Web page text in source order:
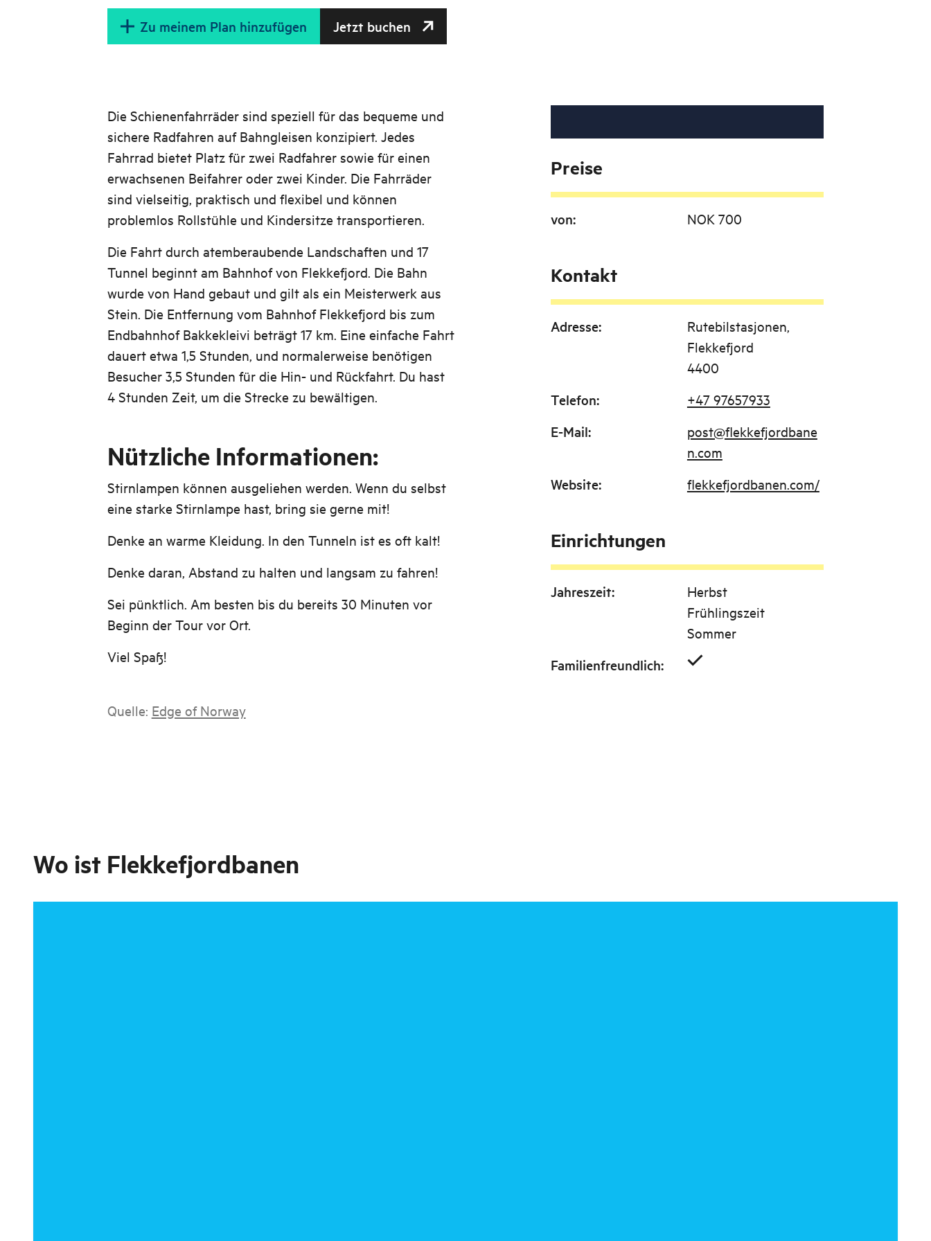
Zu meinem Plan hinzufügen Jetzt buchen
Die Schienenfahrräder sind speziell für das bequeme und
sichere Radfahren auf Bahngleisen konzipiert. Jedes
Fahrrad bietet Platz für zwei Radfahrer sowie für einen
erwachsenen Beifahrer oder zwei Kinder. Die Fahrräder
sind vielseitig, praktisch und flexibel und können
problemlos Rollstühle und Kindersitze transportieren.
Die Fahrt durch atemberaubende Landschaften und 17
Tunnel beginnt am Bahnhof von Flekkefjord. Die Bahn
wurde von Hand gebaut und gilt als ein Meisterwerk aus
Stein. Die Entfernung vom Bahnhof Flekkefjord bis zum
Endbahnhof Bakkekleivi beträgt 17 km. Eine einfache Fahrt
dauert etwa 1,5 Stunden, und normalerweise benötigen
Besucher 3,5 Stunden für die Hin- und Rückfahrt. Du hast
4 Stunden Zeit, um die Strecke zu bewältigen.
Nützliche Informationen:
Stirnlampen können ausgeliehen werden. Wenn du selbst
eine starke Stirnlampe hast, bring sie gerne mit!
Denke an warme Kleidung. In den Tunneln ist es oft kalt!
Denke daran, Abstand zu halten und langsam zu fahren!
Sei pünktlich. Am besten bis du bereits 30 Minuten vor
Beginn der Tour vor Ort.
Viel Spaß!
Quelle: Edge of Norway
Preise
von: NOK 700
Kontakt
Adresse:
Rutebilstasjonen,
Flekkefjord
4400
Telefon: +47 97657933
E-Mail:
post@flekkefjordbane
n.com
Website: flekkefjordbanen.com/
Einrichtungen
Jahreszeit:
Herbst
Frühlingszeit
Sommer
Familienfreundlich:
Wo ist Flekkefjordbanen